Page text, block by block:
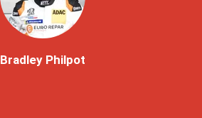
Bradley Philpot